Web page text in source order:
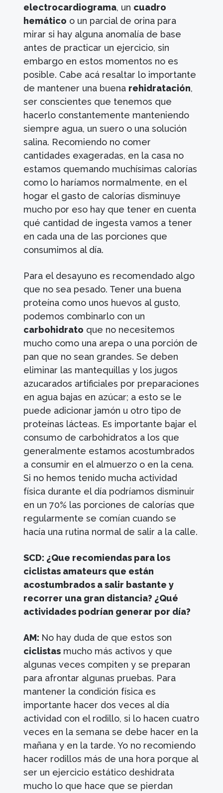
electrocardiograma, un cuadro
hemático o un parcial de orina para
mirar si hay alguna anomalía de base
antes de practicar un ejercicio, sin
embargo en estos momentos no es
posible. Cabe acá resaltar lo importante
de mantener una buena rehidratación,
ser conscientes que tenemos que
hacerlo constantemente manteniendo
siempre agua, un suero o una solución
salina. Recomiendo no comer
cantidades exageradas, en la casa no
estamos quemando muchísimas calorías
como lo haríamos normalmente, en el
hogar el gasto de calorías disminuye
mucho por eso hay que tener en cuenta
qué cantidad de ingesta vamos a tener
en cada una de las porciones que
consumimos al día.
Para el desayuno es recomendado algo
que no sea pesado. Tener una buena
proteína como unos huevos al gusto,
podemos combinarlo con un
carbohidrato que no necesitemos
mucho como una arepa o una porción de
pan que no sean grandes. Se deben
eliminar las mantequillas y los jugos
azucarados artificiales por preparaciones
en agua bajas en azúcar; a esto se le
puede adicionar jamón u otro tipo de
proteínas lácteas. Es importante bajar el
consumo de carbohidratos a los que
generalmente estamos acostumbrados
a consumir en el almuerzo o en la cena.
Si no hemos tenido mucha actividad
física durante el día podríamos disminuir
en un 70% las porciones de calorías que
regularmente se comían cuando se
hacía una rutina normal de salir a la calle.
SCD: ¿Que recomiendas para los
ciclistas amateurs que están
acostumbrados a salir bastante y
recorrer una gran distancia? ¿Qué
actividades podrían generar por día?
AM: No hay duda de que estos son
ciclistas mucho más activos y que
algunas veces compiten y se preparan
para afrontar algunas pruebas. Para
mantener la condición física es
importante hacer dos veces al día
actividad con el rodillo, si lo hacen cuatro
veces en la semana se debe hacer en la
mañana y en la tarde. Yo no recomiendo
hacer rodillos más de una hora porque al
ser un ejercicio estático deshidrata
mucho lo que hace que se pierdan